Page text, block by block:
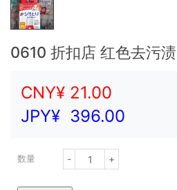
0610 折扣店 红色去污渍
CNY¥ 21.00
JPY¥ 396.00
数量 - +